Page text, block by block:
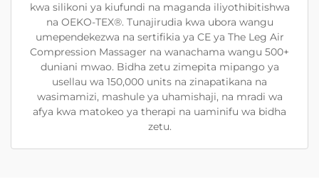
kwa silikoni ya kiufundi na maganda iliyothibitishwa
na OEKO-TEX®. Tunajirudia kwa ubora wangu
umependekezwa na sertifikia ya CE ya The Leg Air
Compression Massager na wanachama wangu 500+
duniani mwao. Bidha zetu zimepita mipango ya
usellau wa 150,000 units na zinapatikana na
wasimamizi, mashule ya uhamishaji, na mradi wa
afya kwa matokeo ya therapi na uaminifu wa bidha
zetu.